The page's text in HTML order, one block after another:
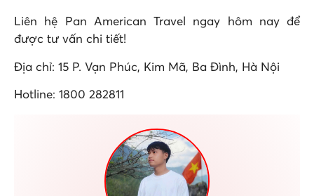
Liên hệ Pan American Travel ngay hôm nay để
được tư vấn chi tiết!
Địa chỉ: 15 P. Vạn Phúc, Kim Mã, Ba Đình, Hà Nội
Hotline: 1800 282811